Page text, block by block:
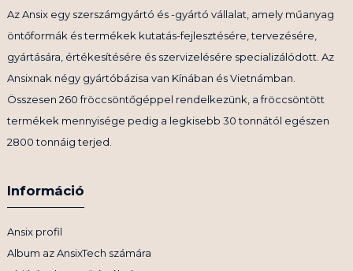
Az Ansix egy szerszámgyártó és -gyártó vállalat, amely műanyag
öntőformák és termékek kutatás-fejlesztésére, tervezésére,
gyártására, értékesítésére és szervizelésére specializálódott. Az
Ansixnak négy gyártóbázisa van Kínában és Vietnámban.
Összesen 260 fröccsöntőgéppel rendelkezünk, a fröccsöntött
termékek mennyisége pedig a legkisebb 30 tonnától egészen
2800 tonnáig terjed.
Információ
Ansix profil
Album az AnsixTech számára